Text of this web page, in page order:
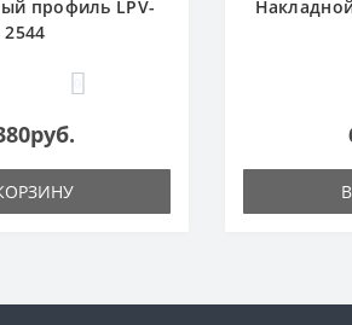
профиль LPV-
2544